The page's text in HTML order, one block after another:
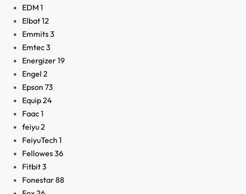
EDM1
Elbat12
Emmits3
Emtec3
Energizer19
Engel 2
Epson 73
Equip24
Faac1
feiyu2
FeiyuTech 1
Fellowes36
Fitbit3
Fonestar88